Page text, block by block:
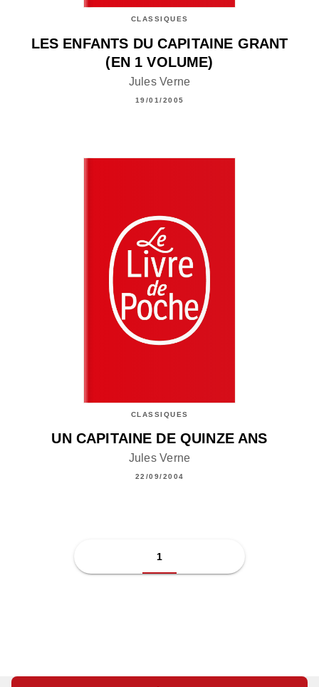
CLASSIQUES
LES ENFANTS DU CAPITAINE GRANT
(EN 1 VOLUME)
Jules Verne
19/01/2005
CLASSIQUES
UN CAPITAINE DE QUINZE ANS
Jules Verne
22/09/2004
1